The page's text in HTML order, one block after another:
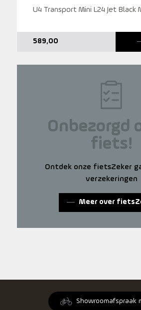
U4 Transport Mini L24 Jet Black
589,00
Onbezorgd
fiets!
Ontdek onze fietsZeker
verzekeringen
Meer over
Showroomafspraak